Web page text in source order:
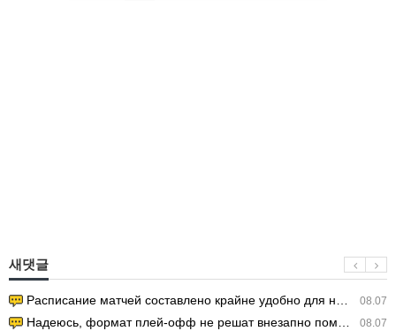
새댓글
08.07
Расписание матчей составлено крайне удобно для нашего часово…
08.07
Надеюсь, формат плей-офф не решат внезапно поменять. https:/…